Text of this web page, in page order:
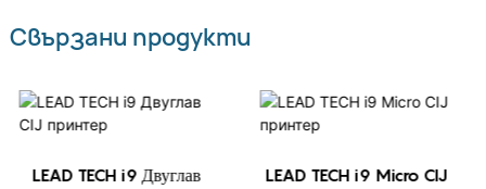
Свързани продукти
LEAD TECH i9 Двуглав
LEAD TECH i9 Micro CIJ